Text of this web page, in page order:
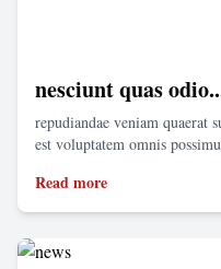
nesciunt quas
repudiandae veniam quaerat
est voluptatem omnis
Read more